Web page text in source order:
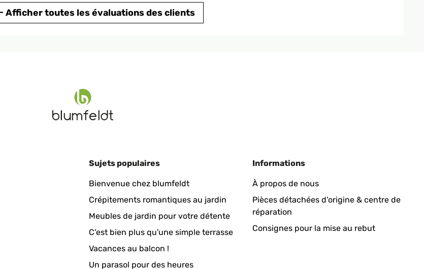
great customer service when one of the stands was a little wobbly. Highly recommend!
Afficher toutes les évaluations des clients
Sujets populaires
Bienvenue chez blumfeldt
Crépitements romantiques au jardin
Meubles de jardin pour votre détente
C'est bien plus qu'une simple terrasse
Vacances au balcon !
Un parasol pour des heures
Informations
À propos de nous
Pièces détachées d'origine & centre de
réparation
Consignes pour la mise au rebut